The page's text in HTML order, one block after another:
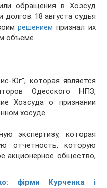
обращения в Хозсуд
18 августа судья
решением признал их
объеме.
Юг", которая является
Одесского НПЗ,
Хозсуда о признании
хосуде.
экспертизу, которая
отчетность, которую
акционерное общество,
фірми Курченка і